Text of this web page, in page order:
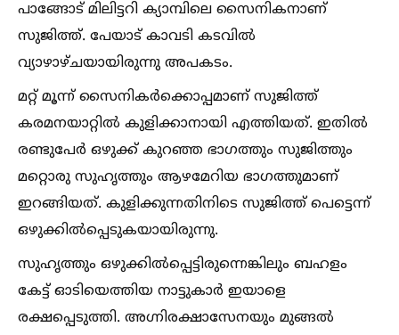
പാങ്ങോട് മിലിട്ടറി ക്യാമ്പിലെ സൈനികനാണ്
സുജിത്ത്. പേയാട് കാവടി കടവില്‍
വ്യാഴാഴ്ചയായിരുന്നു അപകടം.
മറ്റ് മൂന്ന് സൈനികർക്കൊപ്പമാണ് സുജിത്ത്
കരമനയാറ്റില്‍ കുളിക്കാനായി എത്തിയത്. ഇതില്‍
രണ്ടുപേർ ഒഴുക്ക് കുറഞ്ഞ ഭാഗത്തും സുജിത്തും
മറ്റൊരു സുഹൃത്തും ആഴമേറിയ ഭാഗത്തുമാണ്
ഇറങ്ങിയത്. കുളിക്കുന്നതിനിടെ സുജിത്ത് പെട്ടെന്ന്
ഒഴുക്കില്‍പ്പെടുകയായിരുന്നു.
സുഹൃത്തും ഒഴുക്കില്‍പ്പെട്ടിരുന്നെങ്കിലും ബഹളം
കേട്ട് ഓടിയെത്തിയ നാട്ടുകാർ ഇയാളെ
രക്ഷപ്പെടുത്തി. അഗ്നിരക്ഷാസേനയും മുങ്ങല്‍